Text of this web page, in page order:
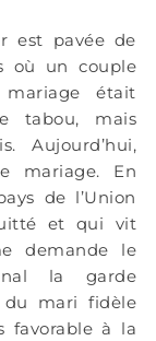
est pavée de
où un couple
était
tabou, mais
Aujourd’hui,
mariage. En
de l’Union
et qui vit
demande le
la garde
du mari fidèle
favorable à la